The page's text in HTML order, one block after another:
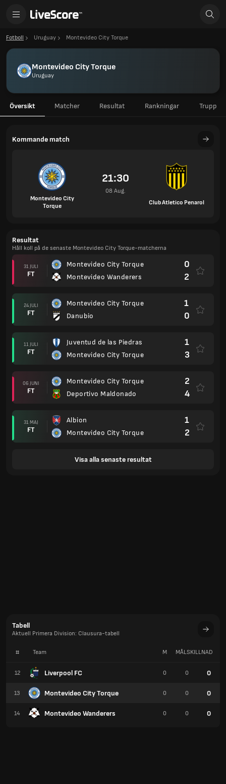
Fotboll Uruguay Montevideo City Torque
Montevideo City Torque
Uruguay
Översikt Matcher Resultat Rankningar Trupp
Kommande match
Montevideo City
Torque
21:30
08 Aug.
Club Atletico Penarol
Resultat
Håll koll på de senaste Montevideo City Torque-matcherna
31 JULI
FT
Montevideo City Torque
Montevideo Wanderers
0
2
24 JULI
FT
Montevideo City Torque
Danubio
1
0
11 JULI
FT
Juventud de las Piedras
Montevideo City Torque
1
3
06 JUNI
FT
Montevideo City Torque
Deportivo Maldonado
2
4
31 MAJ
FT
Albion
Montevideo City Torque
1
2
Visa alla senaste resultat
Tabell
Aktuell Primera Division: Clausura-tabell
# Team
12 Liverpool FC
13 Montevideo City Torque
14 Montevideo Wanderers
M MÅLSKILLNAD
0 0 0
0 0 0
0 0 0